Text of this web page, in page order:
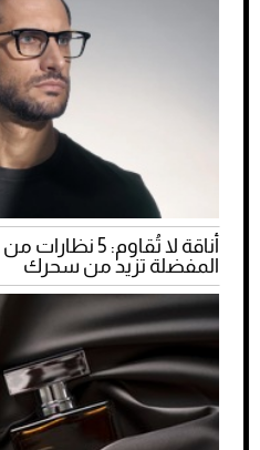
أناقة لا تُقاوم: 5
المفضلة تزيد من سحرك